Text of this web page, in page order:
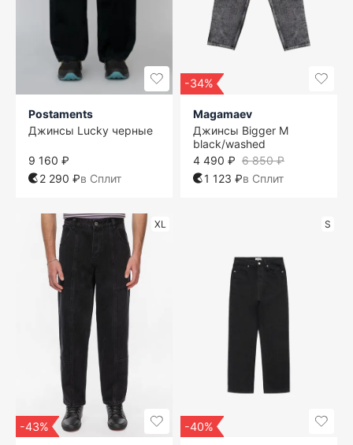
Postaments
Джинсы Lucky черные
9 160 ₽
2 290 ₽в Сплит
-34%
Magamaev
Джинсы Bigger M
black/washed
6 850 ₽
4 490 ₽
1 123 ₽в Сплит
XL
-43%
S
-40%